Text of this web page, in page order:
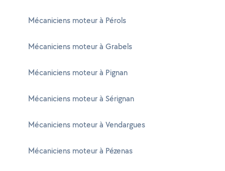
Mécaniciens moteur à Pérols
Mécaniciens moteur à Grabels
Mécaniciens moteur à Pignan
Mécaniciens moteur à Sérignan
Mécaniciens moteur à Vendargues
Mécaniciens moteur à Pézenas